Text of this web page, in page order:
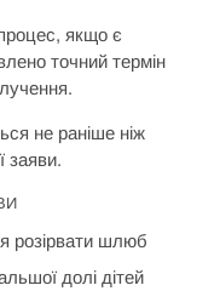
якщо є
точний термін
не раніше ніж
заяви.
розірвати шлюб
долі дітей